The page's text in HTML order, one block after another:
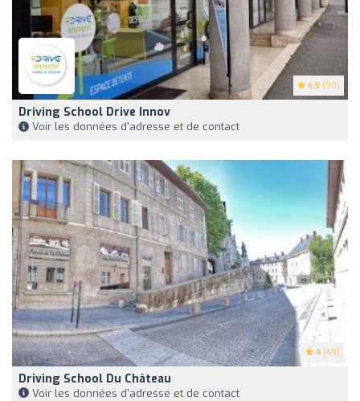
4.5 (90)
Driving School Drive Innov
Voir les données d'adresse et de contact
4 (49)
Driving School Du Château
Voir les données d'adresse et de contact